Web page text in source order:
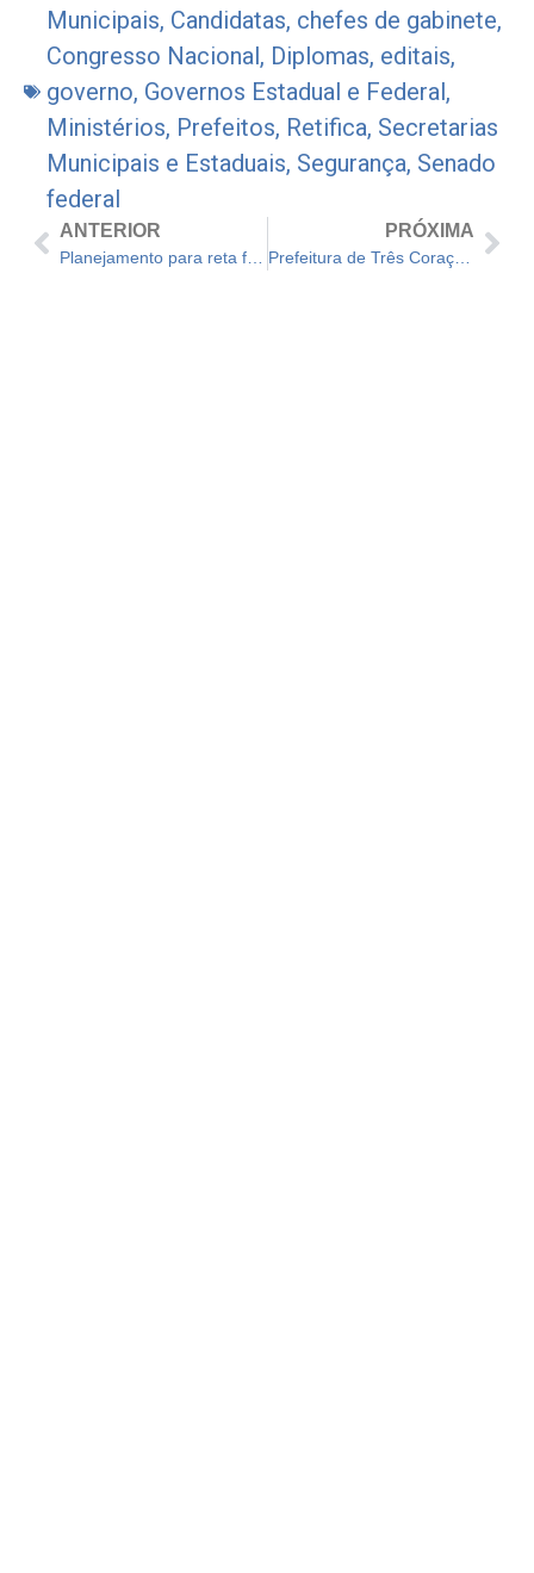
Municipais, Candidatas, chefes de gabinete,
Congresso Nacional, Diplomas, editais,
governo, Governos Estadual e Federal,
Ministérios, Prefeitos, Retifica, Secretarias
Municipais e Estaduais, Segurança, Senado
federal
ANTERIOR PRÓXIMA
Prefeitura de Três Corações interrompe subsídio do transporte público municipal; entenda como ficam os valores